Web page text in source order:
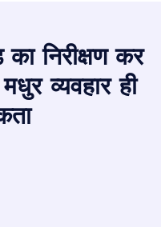
निरीक्षण कर
व्यवहार ही